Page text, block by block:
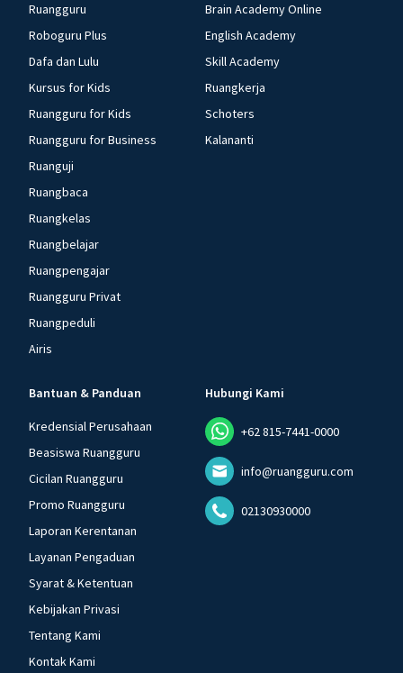
Ruangguru
Roboguru Plus
Dafa dan Lulu
Kursus for Kids
Ruangguru for Kids
Ruangguru for Business
Ruanguji
Ruangbaca
Ruangkelas
Ruangbelajar
Ruangpengajar
Ruangguru Privat
Ruangpeduli
Airis
Brain Academy Online
English Academy
Skill Academy
Ruangkerja
Schoters
Kalananti
Bantuan & Panduan
Kredensial Perusahaan
Beasiswa Ruangguru
Cicilan Ruangguru
Promo Ruangguru
Laporan Kerentanan
Layanan Pengaduan
Syarat & Ketentuan
Kebijakan Privasi
Tentang Kami
Kontak Kami
Hubungi Kami
+62 815-7441-0000
info@ruangguru.com
02130930000